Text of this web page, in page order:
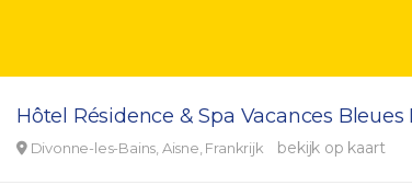
Hôtel Résidence & Spa Vacances Bleues
Divonne-les-Bains, Aisne, Frankrijk bekijk op kaart